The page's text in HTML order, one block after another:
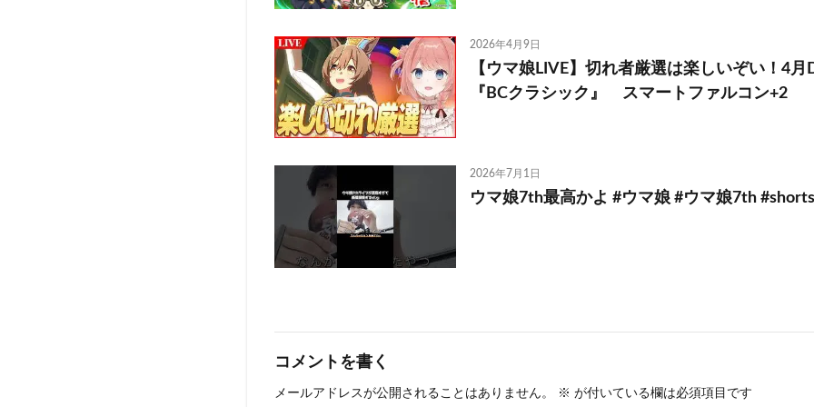
2026年4月9日
【ウマ娘LIVE】切れ者厳選は楽しいぞい！4月
『BCクラシック』 スマートファルコン+2
2026年7月1日
ウマ娘7th最高かよ #ウマ娘 #ウマ娘7th #shorts
コメントを書く
メールアドレスが公開されることはありません。 ※ が付いている欄は必須項目です